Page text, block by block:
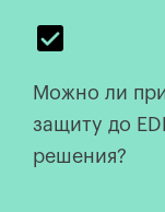
Можно ли
защиту до
решения?